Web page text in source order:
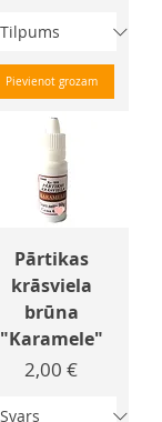
Pievienot grozam
Pārtikas
krāsviela
brūna
"Karamele"
Cena
2,00 €